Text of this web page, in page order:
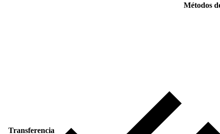
Métodos
Transferencia